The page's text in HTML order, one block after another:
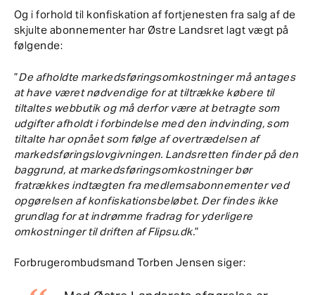
Og i forhold til konfiskation af fortjenesten fra salg af de
skjulte abonnementer har Østre Landsret lagt vægt på
følgende:
”De afholdte markedsføringsomkostninger må antages
at have været nødvendige for at tiltrække købere til
tiltaltes webbutik og må derfor være at betragte som
udgifter afholdt i forbindelse med den indvinding, som
tiltalte har opnået som følge af overtrædelsen af
markedsføringslovgivningen. Landsretten finder på den
baggrund, at markedsføringsomkostninger bør
fratrækkes indtægten fra medlemsabonnementer ved
opgørelsen af konfiskationsbeløbet. Der findes ikke
grundlag for at indrømme fradrag for yderligere
omkostninger til driften af Flipsu.dk.”
Forbrugerombudsmand Torben Jensen siger: